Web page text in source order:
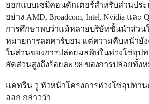
ออกแบบเซมิคอนดักเตอร์สำหรับส่วนปร
อย่าง AMD, Broadcom, Intel, Nvidia และ
การศึกษาพบว่าแม้หลายบริษัทชั้นนำส่วน
หมายการลดคาร์บอน แต่ความคืบหน้ายัง
ในส่วนของการปล่อยมลพิษในห่วงโซ่อุป
สัดส่วนสูงถึงร้อยละ 98 ของการปล่อยทั้ง
แคทริน วู หัวหน้าโครงการห่วงโซ่อุปทา
ออก กล่าวว่า